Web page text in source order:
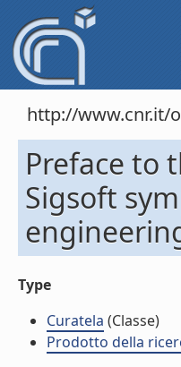
http://www.cnr.it/
Preface to
Sigsoft
Type
Curatela (Classe)
Prodotto della